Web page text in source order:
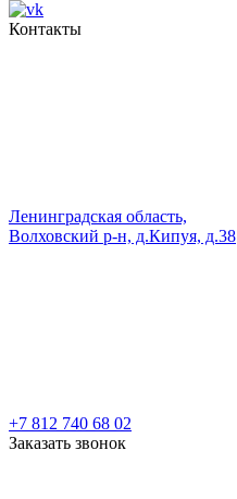
Контакты
Ленинградская область,
Волховский р-н, д.Кипуя, д.38
+7 812 740 68 02
Заказать звонок